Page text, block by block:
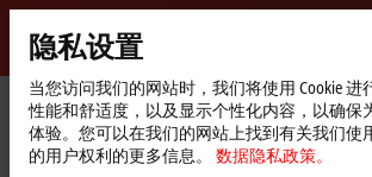
Beckhoff
-
自
动
化
Start
page
公司简介 全球业务 越南 Sales
隐私设置
当您访问我们的网站时，我们将使用 Cookie
性能和舒适度，以及显示个性化内容，以确保
体验。您可以在我们的网站上找到有关我们使
的用户权利的更多信息。
数据隐私政策。